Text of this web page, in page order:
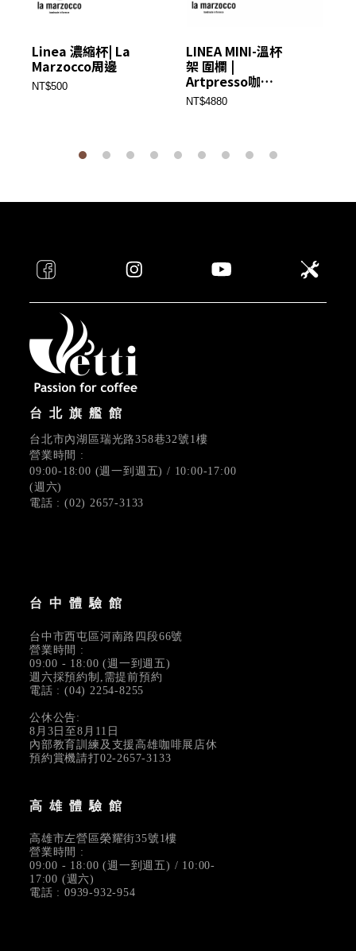
Linea 濃縮杯| La
Marzocco周邊
NT$500
LINEA MINI-溫杯
架 圍欄 |
Artpresso咖啡
機改裝配件
NT$4880
台北旗艦館
台北市內湖區瑞光路358巷32號1樓
營業時間 :
09:00-18:00 (週一到週五) / 10:00-17:00
(週六)
電話 : (02) 2657-3133
台中體驗館
台中市西屯區河南路四段66號
營業時間 :
09:00 - 18:00 (週一到週五)
週六採預約制,需提前預約
電話 : (04) 2254-8255
公休公告:
8月3日至8月11日
內部教育訓練及支援高雄咖啡展店休
預約賞機請打02-2657-3133
高雄體驗館
高雄市左營區榮耀街35號1樓
營業時間 :
09:00 - 18:00 (週一到週五) / 10:00-
17:00 (週六)
電話 : 0939-932-954